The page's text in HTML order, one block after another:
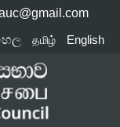
தமிழ் English